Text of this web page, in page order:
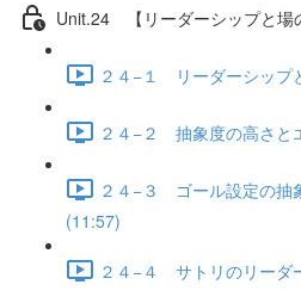
Unit.24 【リーダーシップと場
２４−１ リーダーシップ
２４−２ 抽象度の高さと
２４−３ ゴール設定の抽
(11:57)
２４−４ サトリのリーダ